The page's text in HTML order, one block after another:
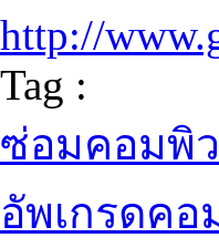
http://
Tag :
ซ่อมคอมพิว
อัพเกรดคอ